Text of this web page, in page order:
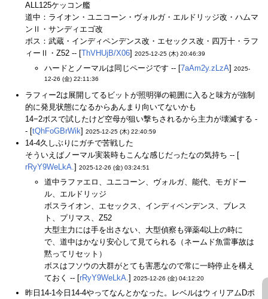
ALL125ケッコン艦
道中：ライオン・ユニコーン・ヴォルガ・エルドリッジ改・ハムマ
ンⅡ・サンディエゴ改
ボス：武蔵・インディペンデンス改・エセックス改・四万十・ラフ
ィーⅡ・Z52 -- [ThVHUjB/X06] 2025-12-25 (木) 20:46:39
ハードとノーマルは同じページです -- [7aAm2y.zLzA] 2025-
12-26 (金) 22:11:36
ラフィー2は展開してるビットが照明弾の範囲に入ると味方が強制
的に発見状態になるからあんまり向いてないかも
14−2ボスで試したけど空母が狙い撃ちされるから主力が壊滅する -
- [tQhFoGBrWik] 2025-12-25 (木) 22:40:59
14-4久しぶりにガチで苦戦した
そういえばノーマル実装時もこんな感じだったなの気持ち -- [
rRyY9WeLkA.] 2025-12-26 (金) 03:24:51
道中ラファエロ、ユニコーン、ヴォルガ、能代、モガドー
ル、エルドリッジ
ボスライオン、エセックス、インディペンデンス、ブレス
ト、プリマス、Z52
大型主力には手を出さない、大型偵察も弾薬4以上の時に
で、道中はかなり安心して見てられる（ネームド魚雷事故は
黙ってリセット）
ボスはフソウの大群がとても害悪なので常に一時停止を構え
ておく -- [rRyY9WeLkA.] 2025-12-26 (金) 04:12:20
昨日14-1今日14-4やってなんとかなった。レベルはウィリアムDポ